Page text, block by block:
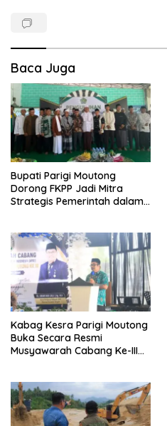
Baca Juga
Bupati Parigi Moutong
Dorong FKPP Jadi Mitra
Strategis Pemerintah dalam
Kabag Kesra Parigi Moutong
Buka Secara Resmi
Musyawarah Cabang Ke-III